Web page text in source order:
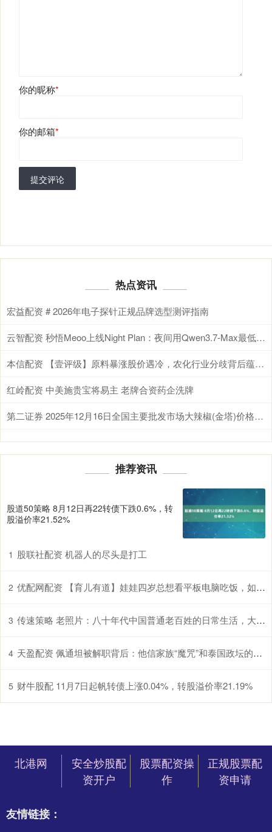
你的昵称*
你的邮箱*
提交评论
热点资讯
宏益配资 # 2026年电子探针正规品牌选型测评指南
云智配资 秒悟Meoo上线Night Plan：夜间用Qwen3.7-Max最低2折
本信配资 【壹评级】原料暴涨股价遇冷，农化行业分歧背后蕴藏机遇
红岭配资 中美施贵宝将易主 老牌合资药企洗牌
第二证券 2025年12月16日全国主要批发市场大辣椒(金塔)价格行情
推荐资讯
股道50策略 8月12日再22转债下跌0.6%，转
股溢价率21.52%
1 股联社配资 机器人的尽头是打工
2 优配网配资 【育儿有道】娃娃四岁总想看平板电脑吃饭，如何纠正这个习惯？
3 传速策略 老照片：八十年代中国普通老百姓的日常生活，大家对生活充满希望
4 天盈配资 佩通坦被解职背后：他信家族“魔咒”和泰国政坛的恩怨情仇
5 财牛股配 11月7日起帆转债上涨0.04%，转股溢价率21.19%
北港网
安全炒股配
资开户
股票配资操
作
正规股票配
资申请
友情链接：